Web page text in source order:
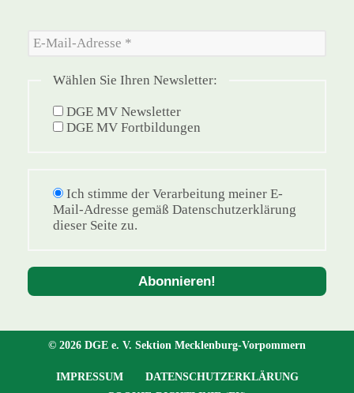
Wählen Sie Ihren Newsletter:
DGE MV Newsletter
DGE MV Fortbildungen
Ich stimme der Verarbeitung meiner E-
Mail-Adresse gemäß Datenschutzerklärung
dieser Seite zu.
© 2026 DGE e. V. Sektion Mecklenburg-Vorpommern
IMPRESSUM
DATENSCHUTZERKLÄRUNG